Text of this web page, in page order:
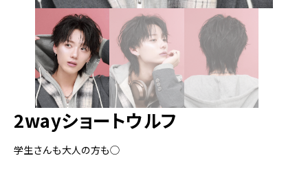
2wayショートウルフ
学生さんも大人の方も◯